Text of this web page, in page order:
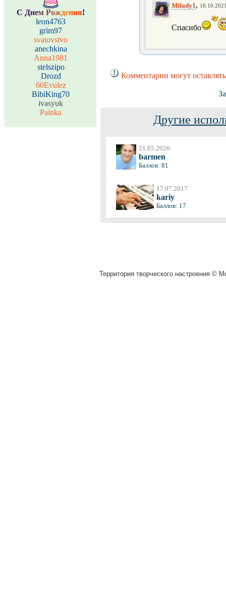
С Днем Рождения!
leon4763
grim97
svatovstvo
anechkina
Anna1981
stelszipo
Drozd
60Evulez
BibiKing70
ivasyuk
Painka
Milady1,
Спасибо
Комментарии могут
Другие
21.05.2026
barmen
Баллов: 81
17.07.2017
kariy
Баллов: 17
Территория творческого настроения ©